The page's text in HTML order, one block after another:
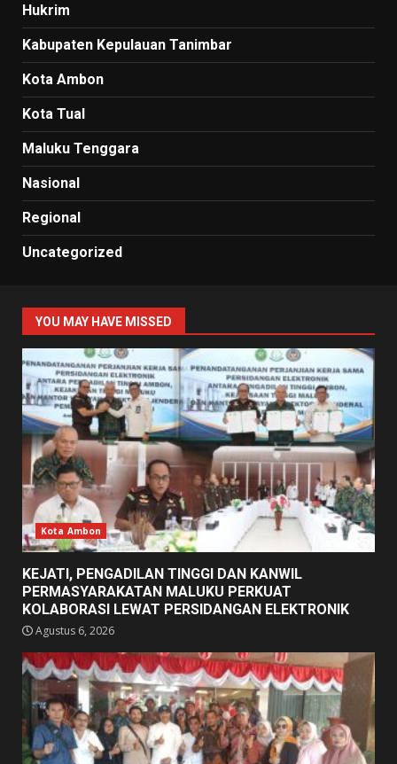
Hukrim
Kabupaten Kepulauan Tanimbar
Kota Ambon
Kota Tual
Maluku Tenggara
Nasional
Regional
Uncategorized
YOU MAY HAVE MISSED
Kota Ambon
KEJATI, PENGADILAN TINGGI DAN KANWIL
PERMASYARAKATAN MALUKU PERKUAT
KOLABORASI LEWAT PERSIDANGAN ELEKTRONIK
Agustus 6, 2026